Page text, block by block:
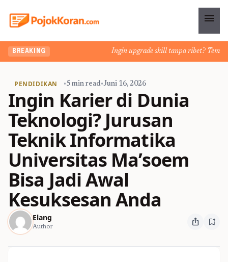
menu
BREAKING Ingin upgrade skill tanpa ribet? Temukan
PENDIDIKAN •5 min read•Juni 16, 2026
Ingin Karier di Dunia
Teknologi? Jurusan
Teknik Informatika
Universitas Ma’soem
Bisa Jadi Awal
Kesuksesan Anda
Elang
Author ios_share bookmark_add